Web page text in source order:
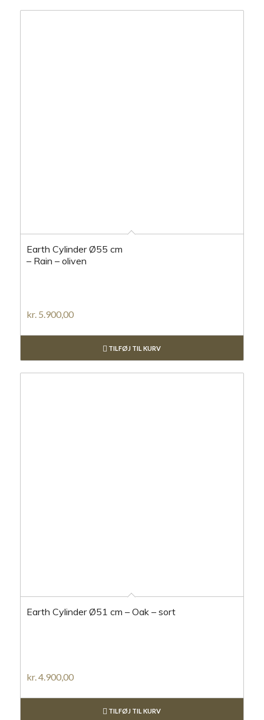
Earth Cylinder Ø55 cm
– Rain – oliven
kr.5.900,00
TILFØJ TIL KURV
Earth Cylinder Ø51 cm – Oak – sort
kr.4.900,00
TILFØJ TIL KURV